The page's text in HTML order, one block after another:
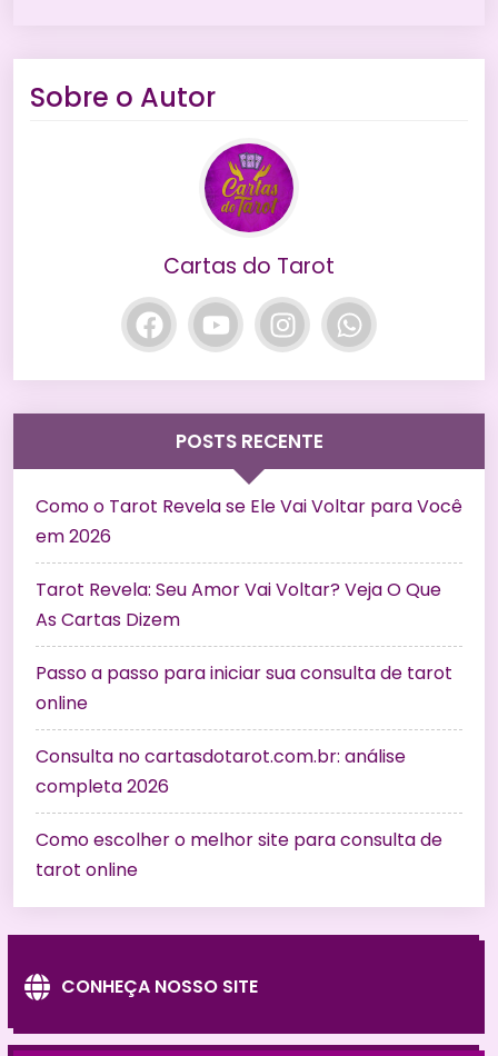
Sobre o Autor
Cartas do Tarot
POSTS RECENTE
Como o Tarot Revela se Ele Vai Voltar para Você
em 2026
Tarot Revela: Seu Amor Vai Voltar? Veja O Que
As Cartas Dizem
Passo a passo para iniciar sua consulta de tarot
online
Consulta no cartasdotarot.com.br: análise
completa 2026
Como escolher o melhor site para consulta de
tarot online
CONHEÇA NOSSO SITE